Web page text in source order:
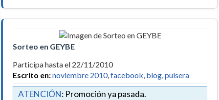
Sorteo en GEYBE
Participa hasta el 22/11/2010
Escrito en:noviembre 2010,facebook, blog,pulsera
ATENCIÓN: Promoción ya pasada.